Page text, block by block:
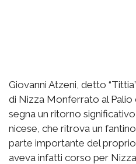
Giovanni Atzeni, detto
di Nizza Monferrato al Palio
segna un ritorno
nicese, che ritrova un
parte importante del
aveva infatti corso per